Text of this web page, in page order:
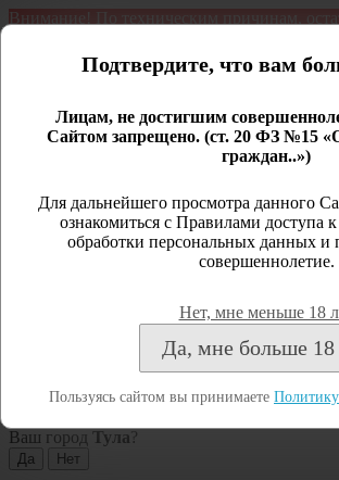
Внимание! По техническим причинам,
является демонстрационным.
Открыть сайдбар
Личный кабинет
Закрыть
Посмотреть все результаты
Ваш город Тула ?
Подтвердите, что вам
Лицам, не достигшим
Сайтом запрещено. (ст. 20 ФЗ №15
граждан..»)
Для дальнейшего просмотра данного
ознакомиться с Правилами доступа
обработки персональных данных и
совершеннолетие.
Нет, мне меньше 18
Да, мне больше 18
Пользуясь сайтом вы принимаете